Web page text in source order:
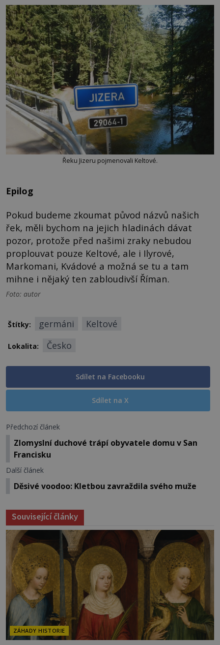
Řeku Jizeru pojmenovali Keltové.
Epilog
Pokud budeme zkoumat původ názvů našich
řek, měli bychom na jejich hladinách dávat
pozor, protože před našimi zraky nebudou
proplouvat pouze Keltové, ale i Ilyrové,
Markomani, Kvádové a možná se tu a tam
mihne i nějaký ten zabloudivší Říman.
Foto: autor
Štítky: germáni Keltové
Lokalita: Česko
Sdílet na Facebooku
Sdílet na X
Předchozí článek
Zlomyslní duchové trápí obyvatele domu v San
Francisku
Další článek
Děsivé voodoo: Kletbou zavraždila svého muže
Související články
ZÁHADY HISTORIE